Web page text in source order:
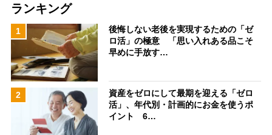
ランキング
1
後悔しない老後を実現するための「ゼ
ロ活」の極意 「思い入れある品こそ
早めに手放す…
2
資産をゼロにして最期を迎える「ゼロ
活」、年代別・計画的にお金を使うポ
イント 6…